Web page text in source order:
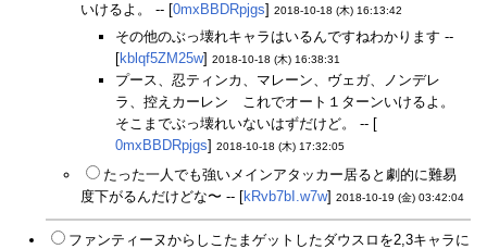
いけるよ。 -- [0mxBBDRpjgs] 2018-10-18 (木) 16:13:42
その他のぶっ壊れキャラはいるんですねわかります --
[kblqf5ZM25w] 2018-10-18 (木) 16:38:31
プース、忍ティンカ、マレーン、ヴェガ、ノンデレ
ラ、控えカーレン これでオート１ターンいけるよ。
そこまでぶっ壊れいないはずだけど。 -- [
0mxBBDRpjgs] 2018-10-18 (木) 17:32:05
たった一人でも強いメインアタッカー居ると劇的に難易
度下がるんだけどな〜 -- [kRvb7bI.w7w] 2018-10-19 (金) 03:42:04
ファンティーヌからしこたまゲットしたダウスロを2,3キャラに